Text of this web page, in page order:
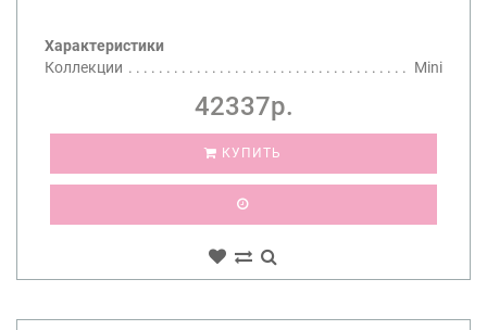
Характеристики
Коллекции
Mini
42337р.
КУПИТЬ